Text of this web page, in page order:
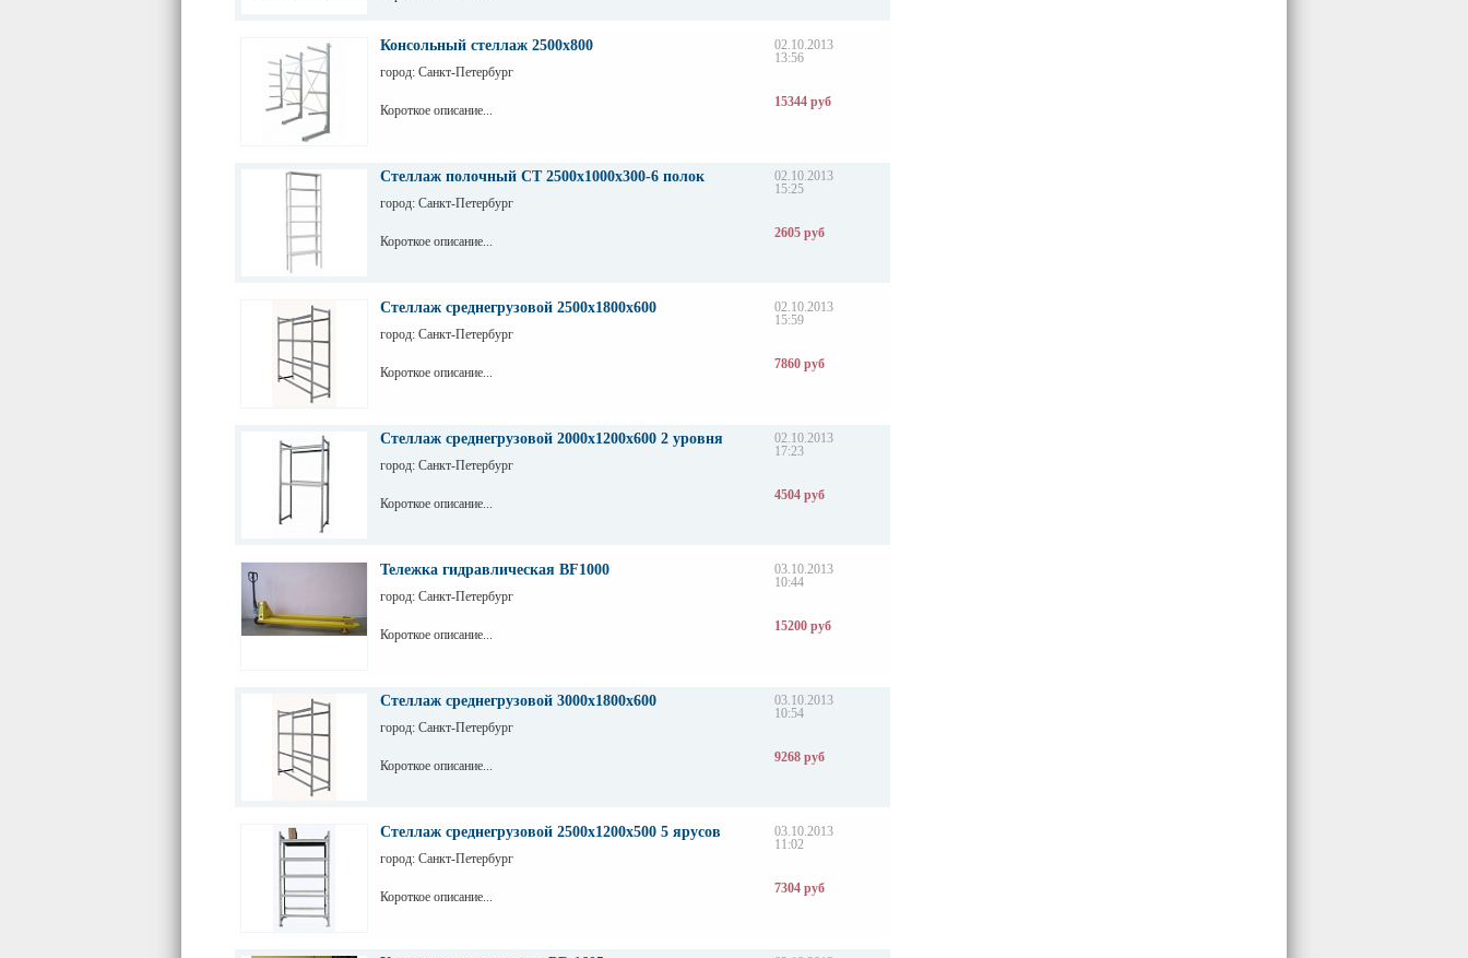
Консольный стеллаж 2500х800
город: Санкт-Петербург
Короткое описание...
02.10.2013
13:56
15344 руб
Стеллаж полочный СТ 2500х1000х300-6 полок
город: Санкт-Петербург
Короткое описание...
02.10.2013
15:25
2605 руб
Стеллаж среднегрузовой 2500х1800х600
город: Санкт-Петербург
Короткое описание...
02.10.2013
15:59
7860 руб
Стеллаж среднегрузовой 2000х1200х600 2 уровня
город: Санкт-Петербург
Короткое описание...
02.10.2013
17:23
4504 руб
Тележка гидравлическая BF1000
город: Санкт-Петербург
Короткое описание...
03.10.2013
10:44
15200 руб
Стеллаж среднегрузовой 3000х1800х600
город: Санкт-Петербург
Короткое описание...
03.10.2013
10:54
9268 руб
Стеллаж среднегрузовой 2500х1200х500 5 ярусов
город: Санкт-Петербург
Короткое описание...
03.10.2013
11:02
7304 руб